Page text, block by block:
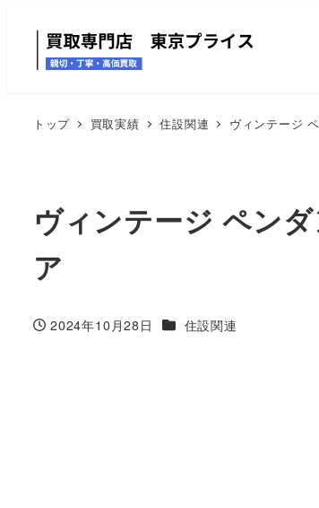
トップ 買取実績 住設関連 ヴィンテージ
ヴィンテージ ペン
ア
投稿日
2024年10月28日 カテゴリー
住設関連